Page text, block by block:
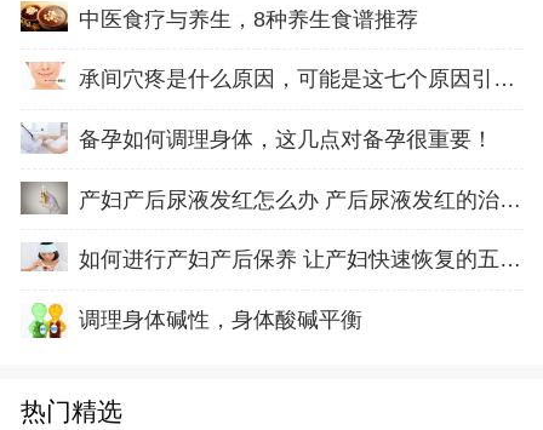
中医食疗与养生，8种养生食谱推荐
承间穴疼是什么原因，可能是这七个原因引起的
备孕如何调理身体，这几点对备孕很重要！
产妇产后尿液发红怎么办 产后尿液发红的治疗方
如何进行产妇产后保养 让产妇快速恢复的五方面
调理身体碱性，身体酸碱平衡
热门精选